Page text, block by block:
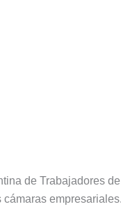
de Trabajadores
empresariales.